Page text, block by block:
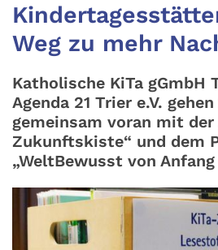
Weg zu mehr
Katholische KiTa gGmbH
Agenda 21 Trier e.V.
gemeinsam voran mit der
Zukunftskiste“ und dem
„WeltBewusst von Anfang